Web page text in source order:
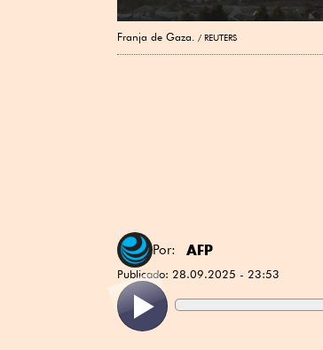
Franja de Gaza. REUTERS
Por: AFP
Publicado: 28.09.2025 - 23:53